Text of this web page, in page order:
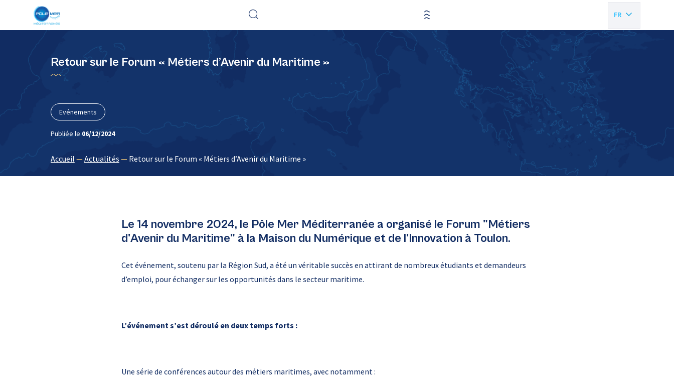
FR
Retour sur le Forum « Métiers d’Avenir du Maritime »
Evénements
Publiée le 06/12/2024
Accueil —Actualités — Retour sur le Forum « Métiers d’Avenir du Maritime »
Le 14 novembre 2024, le Pôle Mer Méditerranée a organisé le Forum "Métiers
d'Avenir du Maritime" à la Maison du Numérique et de l'Innovation à Toulon.
Cet événement, soutenu par la Région Sud, a été un véritable succès en attirant de nombreux étudiants et demandeurs
d’emploi, pour échanger sur les opportunités dans le secteur maritime.
L’événement s’est déroulé en deux temps forts :
Une série de conférences autour des métiers maritimes, avec notamment :
Panneau de gestion des cookies